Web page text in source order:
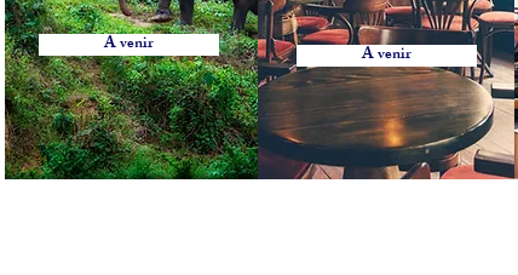
locations évènementielle Lausanne Berne Fribourg Zürich, location de mobilier à Lausanne Berne Fribourg Zürich,
Berne Fribourg Zürich, Location de mobilier en Suisse, Location de mobilier Lausanne, Location de mobilier à Montreux,
de mobilier à Genève, Location de mobilier à Bern, Location de mobilier à Bale, Location de mobilier à Saint-Moritz,
de mobilier à Yverdon, Location de mobilier au Grison, Location de mobilier au Jura, Location de mobilier à Paris,
de mobilier Appenzell Rhodes-Extérieures, Location de mobilier Bâle-Campagne, Location de mobilier Liestal, Location de
Obwald, Location de mobilier Saint-Gall, Location de mobilier Schaffhouse, Location de mobilier Sarnen, Location de
de mobilier Thurgovie, Location de mobilier Frauenfeld, Location de mobilier Tessin, Location de mobilier Bellinzone,
Table Ronde, Table rectangulaire, Table Haute, Table Mange débout, Housse Mange débout, Nappe de table ronde, nappe
Vintage, Tapis rouge, exposition, conférence, évènement, séparation, cloison, chaise en bois, chaise en plexiglass,
Vase, Luminaire, Photophore, coussin, couteau de table, fourchette de table, cuillère, Housse de Chaise, Serviette
Bern Friborg Zürich, chair rental in Lausanne Bern Friborg Zürich, rental of furniture and chairs in Bern in Friborg in Zürich,
A venir A venir